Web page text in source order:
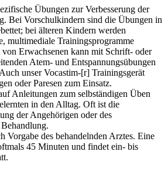
Übungen zur Verbesserung der
Bei Vorschulkindern sind die Übungen in
bei älteren Kindern werden
multimediale Trainingsprogramme
Erwachsenen kann mit Schrift- oder
Atem- und Entspannungsübungen
unser Vocastim-[r] Trainingsgerät
oder Paresen zum Einsatz.
Anleitungen zum selbständigen Üben
in den Alltag. Oft ist die
der Angehörigen oder des
Vorgabe des behandelnden Arztes. Eine
45 Minuten und findet ein- bis